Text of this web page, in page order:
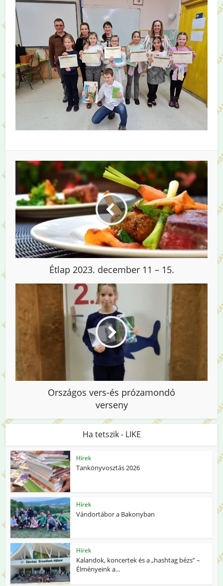
Étlap 2023. december 11 – 15.
Országos vers-és prózamondó
verseny
Ha tetszik - LIKE
Hírek
Tankönyvosztás 2026
Hírek
Vándortábor a Bakonyban
Hírek
Kalandok, koncertek és a „hashtag bézs” –
Élményeink a...